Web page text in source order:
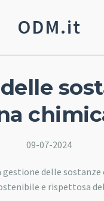
ODM.it
09-07-2024
delle
e rispettosa